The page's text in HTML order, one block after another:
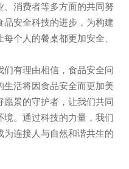
消费者等多方面的共同努
品安全科技的进步，为构建
个人的餐桌都更加安全、
们有理由相信，食品安全问
生活将因食品安全而更加美
景的守护者，让我们共同
。通过科技的力量，我们
连接人与自然和谐共生的